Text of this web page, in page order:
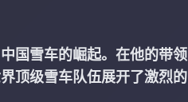
国雪车的崛起。在他的带领
顶级雪车队伍展开了激烈的